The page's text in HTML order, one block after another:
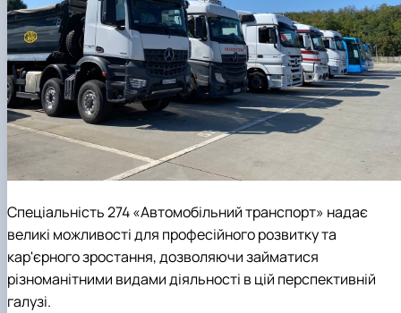
Спеціальність 274 «Автомобільний транспорт» надає
великі можливості для професійного розвитку та
кар'єрного зростання, дозволяючи займатися
різноманітними видами діяльності в цій перспективній
галузі.